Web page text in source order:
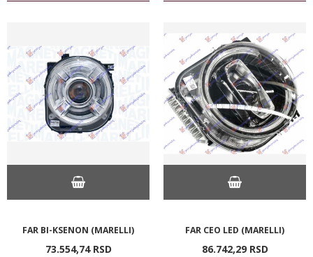
FAR BI-KSENON (MARELLI)
73.554,74 RSD
FAR CEO LED (MARELLI)
86.742,29 RSD